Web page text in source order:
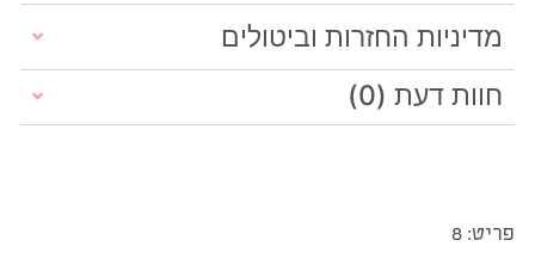
מדיניות החזרות וביטולים
חוות דעת (0)
פריט: 8